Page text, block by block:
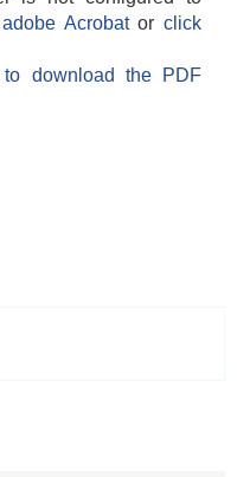
adobe Acrobatorclick
download the PDF